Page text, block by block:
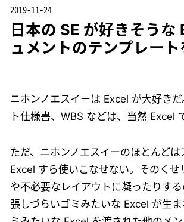
2019-11-24
日本の SE が好きそうな
ュメントのテンプレー
ニホンノエスイーは Excel が大好き
ト仕様書、WBS などは、当然 Excel
ただ、ニホンノエスイーのほとんどは
Excel すら使いこなせない。そのくせ
や不必要なレイアウトに凝ったりす
張しづらいゴミみたいな Excel が生